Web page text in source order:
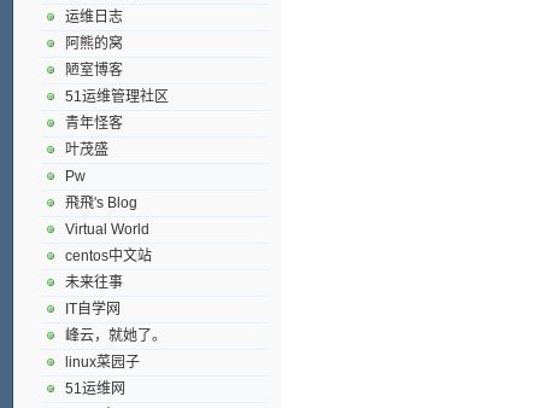
运维日志
阿熊的窝
陋室博客
51运维管理社区
青年怪客
叶茂盛
Pw
飛飛's Blog
Virtual World
centos中文站
未来往事
IT自学网
峰云，就她了。
linux菜园子
51运维网